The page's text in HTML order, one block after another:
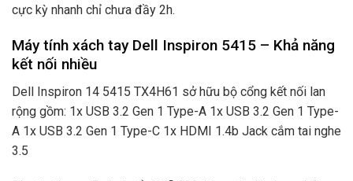
cực kỳ nhanh chỉ chưa đầy 2h.
Máy tính xách tay Dell Inspiron 5415 – Khả năng
kết nối nhiều
Dell Inspiron 14 5415 TX4H61 sở hữu bộ cổng kết nối lan
rộng gồm: 1x USB 3.2 Gen 1 Type-A 1x USB 3.2 Gen 1 Type-
A 1x USB 3.2 Gen 1 Type-C 1x HDMI 1.4b Jack cắm tai nghe
3.5